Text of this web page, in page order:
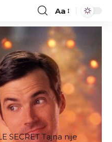
Font
Resizer
Aa
SECRET Tajna nije